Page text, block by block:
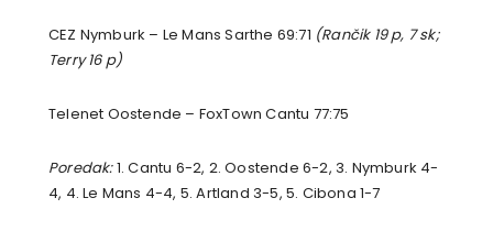
CEZ Nymburk – Le Mans Sarthe 69:71 (Rančik 19 p, 7 sk;
Terry 16 p)
Telenet Oostende – FoxTown Cantu 77:75
Poredak:1. Cantu 6-2, 2. Oostende 6-2, 3. Nymburk 4-
4, 4. Le Mans 4-4, 5. Artland 3-5, 5. Cibona 1-7